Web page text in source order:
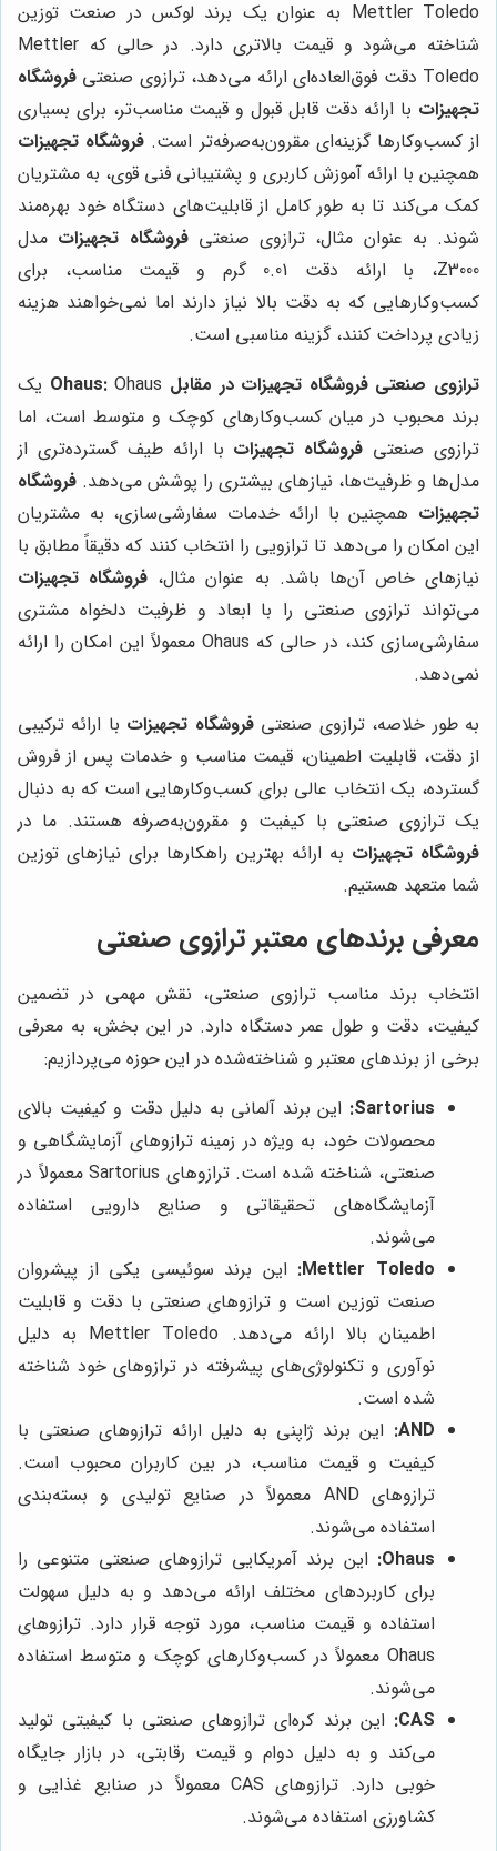
Mettler Toledo به عنوان یک برند لوکس در صنعت توزین
شناخته می‌شود و قیمت بالاتری دارد. در حالی که Mettler
Toledo دقت فوق‌العاده‌ای ارائه می‌دهد، ترازوی صنعتی
فروشگاه
تجهیزات با ارائه دقت قابل قبول و قیمت مناسب‌تر، برای بسیاری
از کسب‌وکارها گزینه‌ای مقرون‌به‌صرفه‌تر است. فروشگاه تجهیزات
همچنین با ارائه آموزش کاربری و پشتیبانی فنی قوی، به مشتریان
کمک می‌کند تا به طور کامل از قابلیت‌های دستگاه خود بهره‌مند
شوند. به عنوان مثال، ترازوی صنعتیفروشگاه تجهیزات مدل
Z3000، با ارائه دقت 0.01 گرم و قیمت مناسب، برای
کسب‌وکارهایی که به دقت بالا نیاز دارند اما نمی‌خواهند هزینه
زیادی پرداخت کنند، گزینه مناسبی است.
ترازوی صنعتیفروشگاه تجهیزات در مقابل Ohaus:
Ohaus یک
برند محبوب در میان کسب‌وکارهای کوچک و متوسط است، اما
ترازوی صنعتی فروشگاه تجهیزات با ارائه طیف گسترده‌تری از
مدل‌ها و ظرفیت‌ها، نیازهای بیشتری را پوشش می‌دهد. فروشگاه
تجهیزات همچنین با ارائه خدمات سفارشی‌سازی، به مشتریان
این امکان را می‌دهد تا ترازویی را انتخاب کنند که دقیقاً مطابق با
نیازهای خاص آن‌ها باشد. به عنوان مثال، فروشگاه تجهیزات
می‌تواند ترازوی صنعتی را با ابعاد و ظرفیت دلخواه مشتری
سفارشی‌سازی کند، در حالی که Ohaus معمولاً این امکان را ارائه
نمی‌دهد.
به طور خلاصه، ترازوی صنعتیفروشگاه تجهیزات با ارائه ترکیبی
از دقت، قابلیت اطمینان، قیمت مناسب و خدمات پس از فروش
گسترده، یک انتخاب عالی برای کسب‌وکارهایی است که به دنبال
یک ترازوی صنعتی با کیفیت و مقرون‌به‌صرفه هستند. ما در
فروشگاه تجهیزات به ارائه بهترین راهکارها برای نیازهای توزین
شما متعهد هستیم.
معرفی برندهای معتبر ترازوی صنعتی
انتخاب برند مناسب ترازوی صنعتی، نقش مهمی در تضمین
کیفیت، دقت و طول عمر دستگاه دارد. در این بخش، به معرفی
برخی از برندهای معتبر و شناخته‌شده در این حوزه می‌پردازیم:
Sartorius: این برند آلمانی به دلیل دقت و کیفیت بالای
محصولات خود، به ویژه در زمینه ترازوهای آزمایشگاهی و
صنعتی، شناخته شده است. ترازوهای Sartorius معمولاً در
آزمایشگاه‌های تحقیقاتی و صنایع دارویی استفاده
می‌شوند.
Mettler Toledo: این برند سوئیسی یکی از پیشروان
صنعت توزین است و ترازوهای صنعتی با دقت و قابلیت
اطمینان بالا ارائه می‌دهد. Mettler Toledo به دلیل
نوآوری و تکنولوژی‌های پیشرفته در ترازوهای خود شناخته
شده است.
AND: این برند ژاپنی به دلیل ارائه ترازوهای صنعتی با
کیفیت و قیمت مناسب، در بین کاربران محبوب است.
ترازوهای AND معمولاً در صنایع تولیدی و بسته‌بندی
استفاده می‌شوند.
Ohaus: این برند آمریکایی ترازوهای صنعتی متنوعی را
برای کاربردهای مختلف ارائه می‌دهد و به دلیل سهولت
استفاده و قیمت مناسب، مورد توجه قرار دارد. ترازوهای
Ohaus معمولاً در کسب‌وکارهای کوچک و متوسط استفاده
می‌شوند.
CAS: این برند کره‌ای ترازوهای صنعتی با کیفیتی تولید
می‌کند و به دلیل دوام و قیمت رقابتی، در بازار جایگاه
خوبی دارد. ترازوهای CAS معمولاً در صنایع غذایی و
کشاورزی استفاده می‌شوند.